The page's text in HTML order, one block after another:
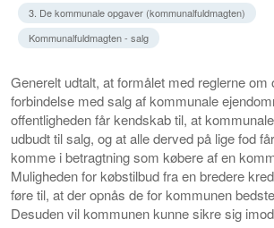
3. De kommunale opgaver (kommunalfuldmagten)
Kommunalfuldmagten - salg
Generelt udtalt, at formålet med reglerne om
forbindelse med salg af kommunale
offentligheden får kendskab til, at
udbudt til salg, og at alle derved på lige fod
komme i betragtning som købere af en
Muligheden for købstilbud fra en bredere
føre til, at der opnås de for kommunen
Desuden vil kommunen kunne sikre sig